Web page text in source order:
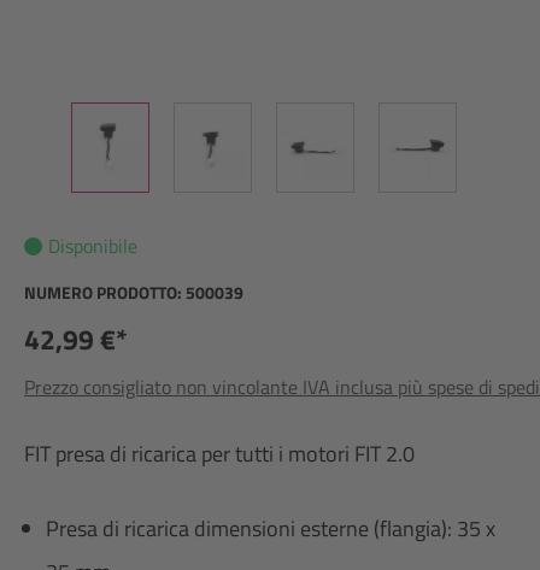
Disponibile
NUMERO PRODOTTO: 500039
42,99 €*
Prezzo consigliato non vincolante IVA inclusa più spese di
FIT presa di ricarica per tutti i motori FIT 2.0
Presa di ricarica dimensioni esterne (flangia): 35 x